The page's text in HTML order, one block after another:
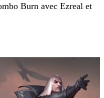
Burn avec Ezreal et